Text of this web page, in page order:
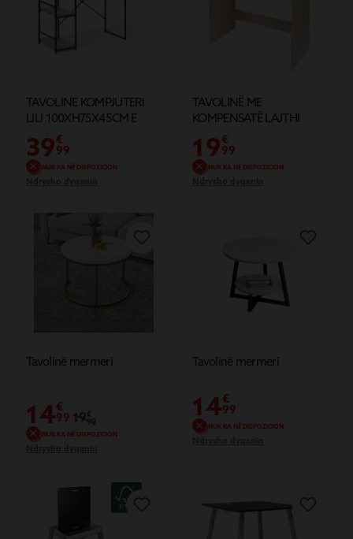
TAVOLINE KOMPJUTERI
LILI 100XH75X45CM E
39€
99
NUK KA NË DISPOZICION
TAVOLINË ME
KOMPENSATË LAJTHI
19€
99
NUK KA NË DISPOZICION
Tavolinë mermeri
14€
99
NUK KA NË DISPOZICION
Tavolinë mermeri
14€
99
NUK KA NË DISPOZICION